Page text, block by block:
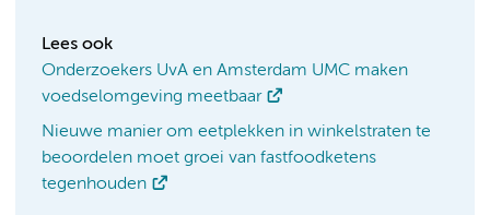
Lees ook
Onderzoekers UvA en Amsterdam UMC maken
voedselomgeving meetbaar
Nieuwe manier om eetplekken in winkelstraten te
beoordelen moet groei van fastfoodketens
tegenhouden